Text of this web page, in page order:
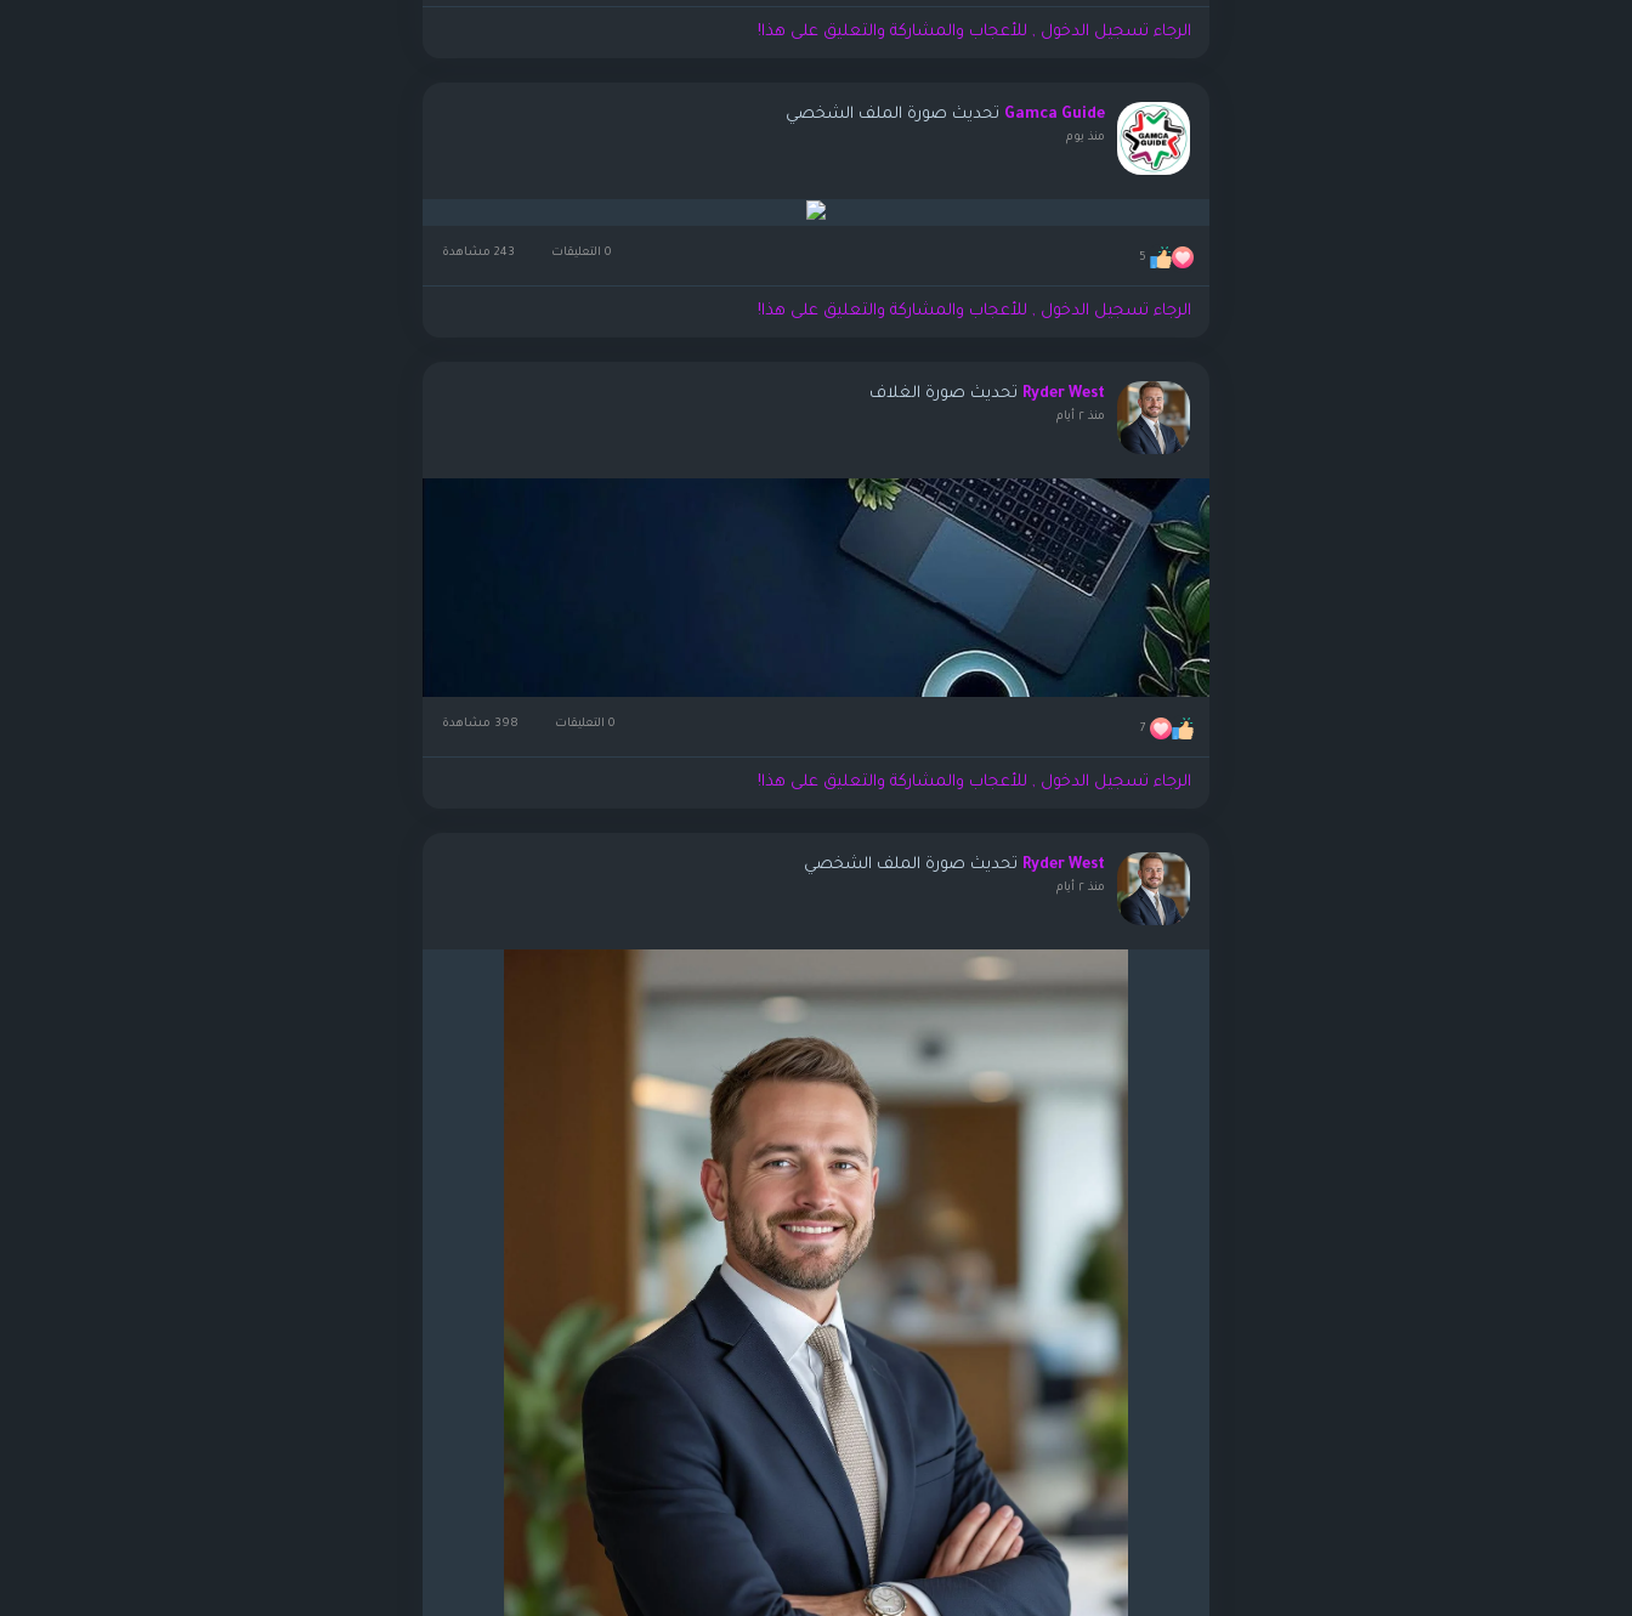
الرجاء تسجيل الدخول , للأعجاب والمشاركة والتعليق على هذا!
Gamca Guide تحديث صورة الملف الشخصي
منذ يوم
5 0 التعليقات
الرجاء تسجيل الدخول , للأعجاب والمشاركة والتعليق على هذا!
Ryder West تحديث صورة الغلاف
منذ ٢ أيام
7 0 التعليقات
الرجاء تسجيل الدخول , للأعجاب والمشاركة والتعليق على هذا!
Ryder West تحديث صورة الملف الشخصي
منذ ٢ أيام